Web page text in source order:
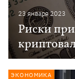
23 января 2023
Риски
ЭКОНОМИКА